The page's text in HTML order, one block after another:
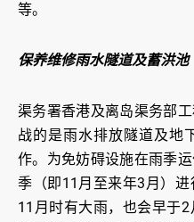
等。
保养维修雨水隧道及蓄洪池
渠务署香港及离岛渠务部
战的是雨水排放隧道及地
作。为免妨碍设施在雨季
季（即11月至来年3月）进
11月时有大雨，也会早于